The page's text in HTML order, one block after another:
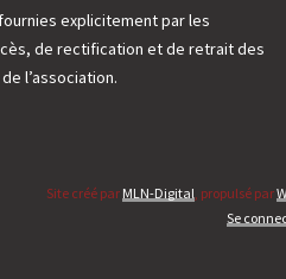
explicitement par les
de rectification et de retrait des
l’association.
Site créé par MLN-Digital, propulsé par
Se